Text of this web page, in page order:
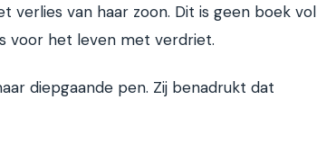
verlies van haar zoon. Dit is geen boek vol
voor het leven met verdriet.
diepgaande pen. Zij benadrukt dat